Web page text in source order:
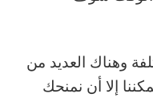
وهناك العديد من
إلا أن نمنحك